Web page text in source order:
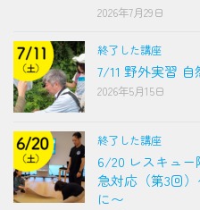
2026年7月29日
終了した講座
7/11 野外実習
2026年5月15日
終了した講座
6/20 レスキュ
急対応（第3回
に〜